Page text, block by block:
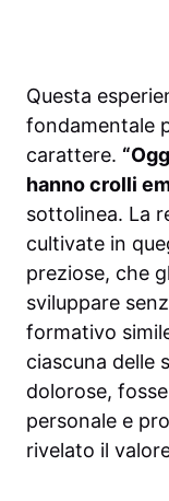
Questa
fondamentale
carattere.
hanno crolli
sottolinea. La
cultivate in
preziose, che
sviluppare
formativo
ciascuna delle
dolorose,
personale e
rivelato il